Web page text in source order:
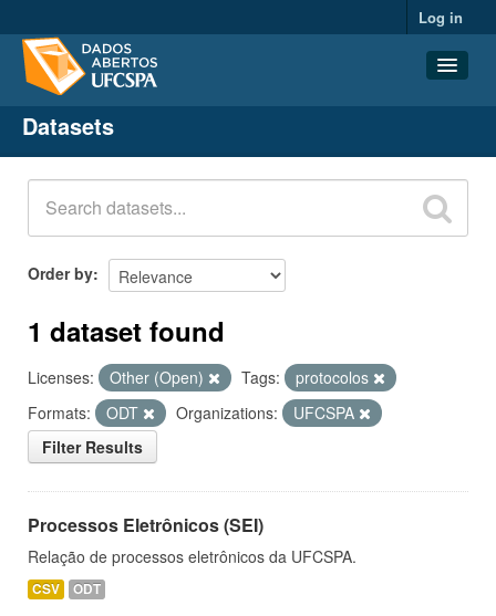
Log in
Datasets
Organizations
Groups
About
Datasets
Order by
1 dataset found
Licenses: Other (Open) Tags:
protocolos
Formats:
ODT Organizations:
UFCSPA
Filter Results
Processos Eletrônicos (SEI)
Relação de processos eletrônicos da UFCSPA.
CSV ODT